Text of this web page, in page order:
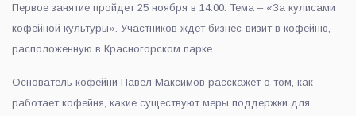
Первое занятие пройдет 25 ноября в 14.00. Тема – «За кулисами
кофейной культуры». Участников ждет бизнес-визит в кофейню,
расположенную в Красногорском парке.
Основатель кофейни Павел Максимов расскажет о том, как
работает кофейня, какие существуют меры поддержки для